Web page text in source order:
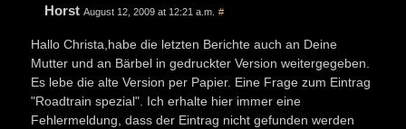
Horst August 12, 2009 at 12:21 a.m. #
Hallo Christa,habe die letzten Berichte auch an Deine
Mutter und an Bärbel in gedruckter Version weitergegeben.
Es lebe die alte Version per Papier. Eine Frage zum Eintrag
"Roadtrain spezial". Ich erhalte hier immer eine
Fehlermeldung, dass der Eintrag nicht gefunden werden